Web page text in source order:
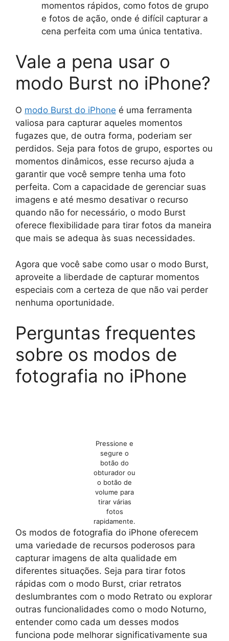
momentos rápidos, como fotos de grupo
e fotos de ação, onde é difícil capturar a
cena perfeita com uma única tentativa.
Vale a pena usar o
modo Burst no iPhone?
O modo Burst do iPhone é uma ferramenta
valiosa para capturar aqueles momentos
fugazes que, de outra forma, poderiam ser
perdidos. Seja para fotos de grupo, esportes ou
momentos dinâmicos, esse recurso ajuda a
garantir que você sempre tenha uma foto
perfeita. Com a capacidade de gerenciar suas
imagens e até mesmo desativar o recurso
quando não for necessário, o modo Burst
oferece flexibilidade para tirar fotos da maneira
que mais se adequa às suas necessidades.
Agora que você sabe como usar o modo Burst,
aproveite a liberdade de capturar momentos
especiais com a certeza de que não vai perder
nenhuma oportunidade.
Perguntas frequentes
sobre os modos de
fotografia no iPhone
Pressione e
segure o
botão do
obturador ou
o botão de
volume para
tirar várias
fotos
rapidamente.
Os modos de fotografia do iPhone oferecem
uma variedade de recursos poderosos para
capturar imagens de alta qualidade em
diferentes situações. Seja para tirar fotos
rápidas com o modo Burst, criar retratos
deslumbrantes com o modo Retrato ou explorar
outras funcionalidades como o modo Noturno,
entender como cada um desses modos
funciona pode melhorar significativamente sua